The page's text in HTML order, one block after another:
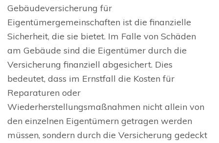
Gebäudeversicherung für
Eigentümergemeinschaften ist die finanzielle
Sicherheit, die sie bietet. Im Falle von Schäden
am Gebäude sind die Eigentümer durch die
Versicherung finanziell abgesichert. Dies
bedeutet, dass im Ernstfall die Kosten für
Reparaturen oder
Wiederherstellungsmaßnahmen nicht allein von
den einzelnen Eigentümern getragen werden
müssen, sondern durch die Versicherung gedeckt